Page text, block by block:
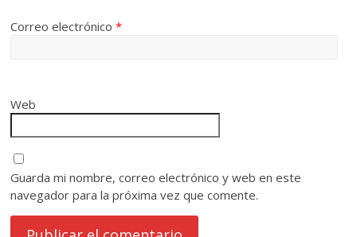
Correo electrónico*
Web
Guarda mi nombre, correo electrónico y web en este
navegador para la próxima vez que comente.